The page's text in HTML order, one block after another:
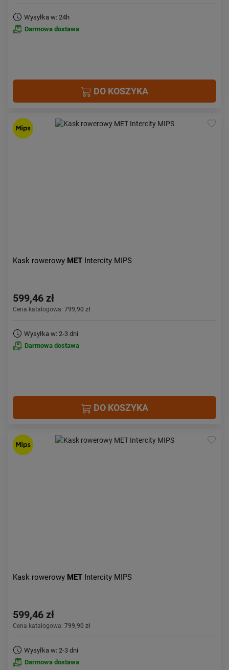
Wysyłka w: 24h
Darmowa dostawa
DO KOSZYKA
Kask rowerowy MET Intercity MIPS
599,46 zł
Cena katalogowa: 799,90 zł
Wysyłka w: 2-3 dni
Darmowa dostawa
DO KOSZYKA
Kask rowerowy MET Intercity MIPS
599,46 zł
Cena katalogowa: 799,90 zł
Wysyłka w: 2-3 dni
Darmowa dostawa